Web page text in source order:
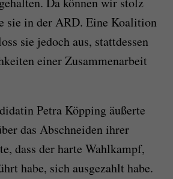
sie in der ARD. Eine Koalition
sie jedoch aus, stattdessen
einer Zusammenarbeit
Petra Köpping äußerte
das Abschneiden ihrer
dass der harte Wahlkampf,
habe, sich ausgezahlt habe.